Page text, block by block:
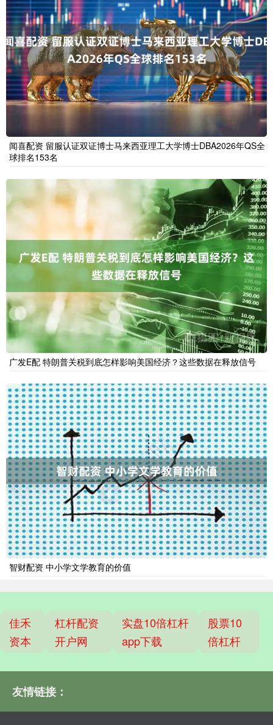
闻喜配资 留服认证双证博士马来西亚理工大学博士DBA2026年QS全
球排名153名
广发E配 特朗普关税到底怎样影响美国经济？这些数据在释放信号
智财配资 中小学文学教育的价值
佳禾
资本
杠杆配资
开户网
实盘10倍杠杆
app下载
股票10
倍杠杆
友情链接：